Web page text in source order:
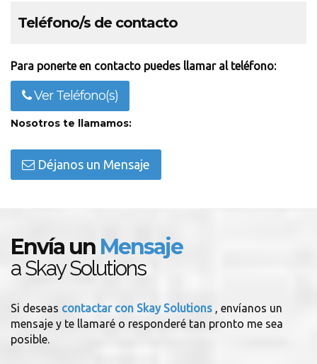
Teléfono/s de contacto
Para ponerte en contacto puedes llamar al teléfono:
Ver Teléfono(s)
Nosotros te llamamos:
Déjanos un Mensaje
Envía un Mensaje
a Skay Solutions
Si deseas contactar con Skay Solutions , envíanos un
mensaje y te llamaré o responderé tan pronto me sea
posible.